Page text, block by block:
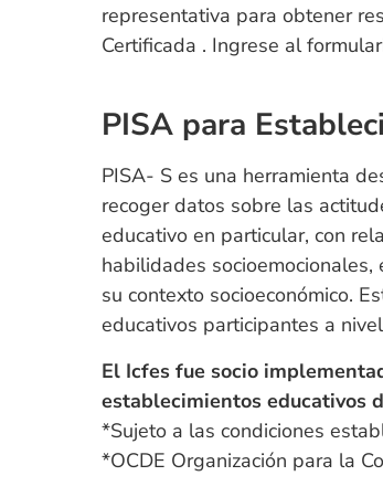
representativa para obtener
Certificada . Ingrese al
PISA para
PISA- S es una herramienta
recoger datos sobre las
educativo en particular, con
habilidades
su contexto socioeconómico.
educativos participantes a
​El Icfes fue socio
establecimientos educativos
*Sujeto a las condiciones
*OCDE Organización para la